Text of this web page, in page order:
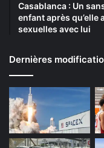
Casablanca : Un
enfant après qu’elle
sexuelles avec lui
Dernières